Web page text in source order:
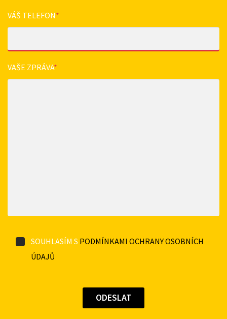
VÁŠ TELEFON*
VAŠE ZPRÁVA*
SOUHLASÍM S PODMÍNKAMI OCHRANY OSOBNÍCH
ÚDAJŮ